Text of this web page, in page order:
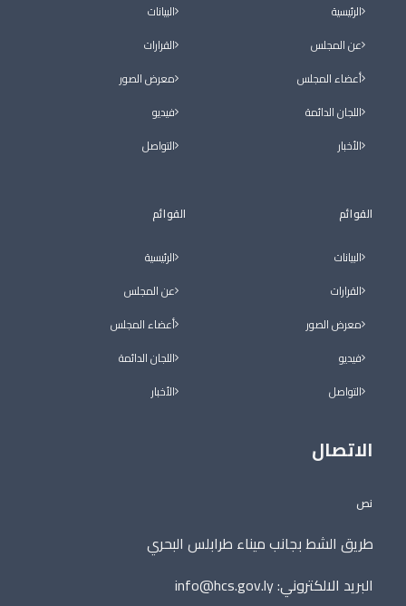
الرئيسية
عن المجلس
أعضاء المجلس
اللجان الدائمة
الأخبار
القوائم
البيانات
القرارات
معرض الصور
فيديو
التواصل
البيانات
القرارات
معرض الصور
فيديو
التواصل
القوائم
الرئيسية
عن المجلس
أعضاء المجلس
اللجان الدائمة
الأخبار
الاتصال
نص
طريق الشط بجانب ميناء طرابلس البحري
البريد الالكتروني:info@hcs.gov.ly